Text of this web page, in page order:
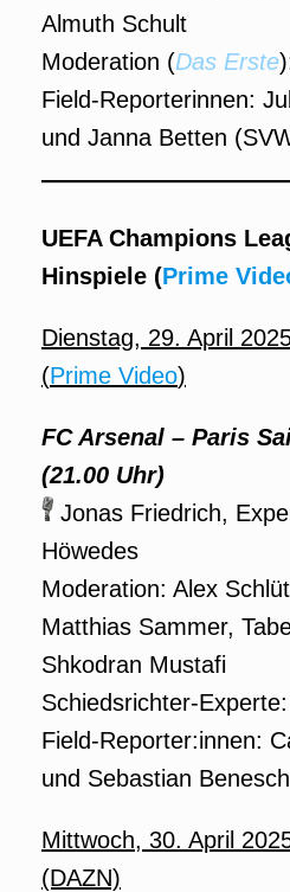
Almuth Schult
Moderation (Das Erste
Field-Reporterinnen:
und Janna Betten
UEFA Champions
Hinspiele (Prime
Dienstag, 29. April
(Prime Video)
FC Arsenal – Paris
(21.00 Uhr)
Jonas Friedrich,
Höwedes
Moderation: Alex
Matthias Sammer,
Shkodran Mustafi
Schiedsrichter-
Field-Reporter:innen:
und Sebastian Benesch
Mittwoch, 30. April
(DAZN)